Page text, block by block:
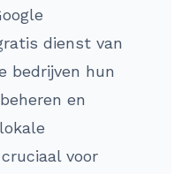
dienst van
bedrijven hun
en
voor